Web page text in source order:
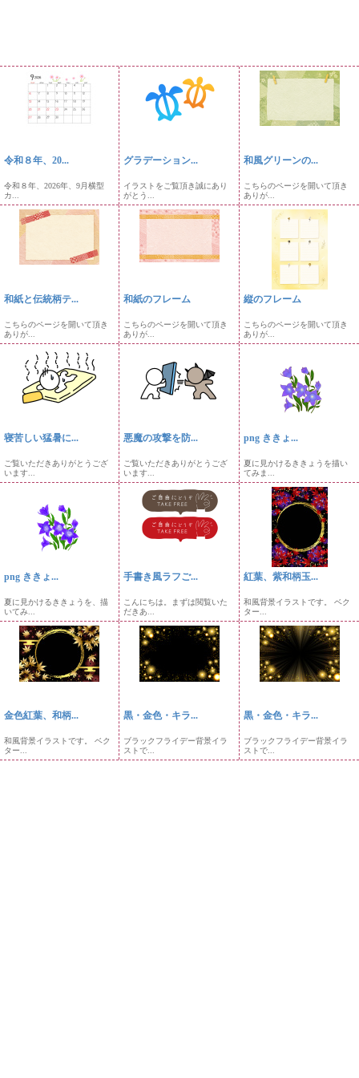
令和８年、20...
令和８年、2026年、9月横型
カ...
グラデーション...
イラストをご覧頂き誠にあり
がとう...
和風グリーンの...
こちらのページを開いて頂き
ありが...
和紙と伝統柄テ...
こちらのページを開いて頂き
ありが...
和紙のフレーム
こちらのページを開いて頂き
ありが...
縦のフレーム
こちらのページを開いて頂き
ありが...
寝苦しい猛暑に...
ご覧いただきありがとうござ
います...
悪魔の攻撃を防...
ご覧いただきありがとうござ
います...
png ききょ...
夏に見かけるききょうを描い
てみま...
png ききょ...
夏に見かけるききょうを、描
いてみ...
手書き風ラフご...
こんにちは。まずは閲覧いた
だきあ...
紅葉、紫和柄玉...
和風背景イラストです。 ベク
ター...
金色紅葉、和柄...
和風背景イラストです。 ベク
ター...
黒・金色・キラ...
ブラックフライデー背景イラ
ストで...
黒・金色・キラ...
ブラックフライデー背景イラ
ストで...